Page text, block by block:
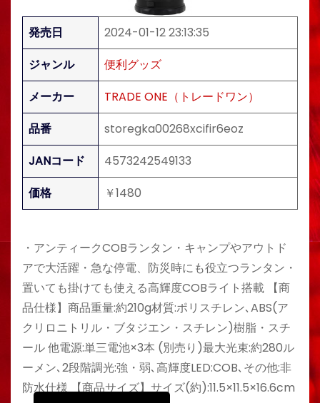
発売日
2024-01-12 23:13:35
ジャンル
便利グッズ
メーカー
TRADE ONE（トレードワン）
品番
storegka00268xcifir6eoz
JANコード
4573242549133
価格
￥1480
・アンティークCOBランタン・キャンプやアウトド
アで大活躍・急な停電、防災時にも役立つランタン・
置いても掛けても使える高輝度COBライト搭載 【商
品仕様】商品重量:約210g材質:ポリスチレン､ABS(ア
クリロニトリル・ブタジエン・スチレン)樹脂・スチ
ール 他電源:単三電池×3本 (別売り)最大光束:約280ル
ーメン､2段階調光:強・弱､高輝度LED:COB､その他:非
防水仕様 【商品サイズ】サイズ(約):11.5×11.5×16.6cm